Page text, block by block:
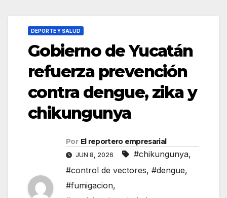
DEPORTE Y SALUD
Gobierno de Yucatán
refuerza prevención
contra dengue, zika y
chikungunya
Por El reportero empresarial
JUN 8, 2026 #chikungunya,
#control de vectores, #dengue,
#fumigacion,